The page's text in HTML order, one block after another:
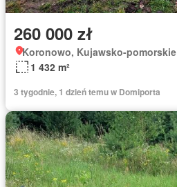
260 000 zł
Koronowo, Kujawsko-pomorskie
1 432 m²
3 tygodnie, 1 dzień temu w Domiporta